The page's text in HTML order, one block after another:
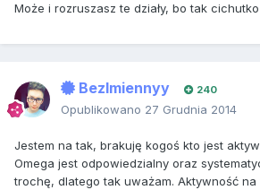
Może i rozruszasz te działy, bo tak
BezImiennyy 240
Opublikowano 27 Grudnia 2014
Jestem na tak, brakuję kogoś kto jest
Omega jest odpowiedzialny oraz
trochę, dlatego tak uważam. Aktywność